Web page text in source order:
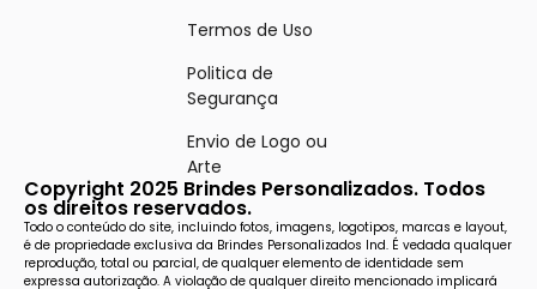
Termos de Uso
Politica de
Segurança
Envio de Logo ou
Arte
Copyright 2025 Brindes Personalizados. Todos
os direitos reservados.
Todo o conteúdo do site, incluindo fotos, imagens, logotipos, marcas e layout,
é de propriedade exclusiva da Brindes Personalizados Ind. É vedada qualquer
reprodução, total ou parcial, de qualquer elemento de identidade sem
expressa autorização. A violação de qualquer direito mencionado implicará